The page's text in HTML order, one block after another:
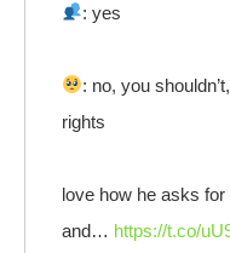
: yes
: no, you
rights
love how he asks
and… https://t.co/